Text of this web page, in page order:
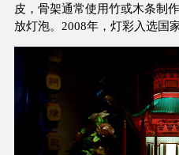
皮，骨架通常使用竹或木条制
放灯泡。2008年，灯彩入选国